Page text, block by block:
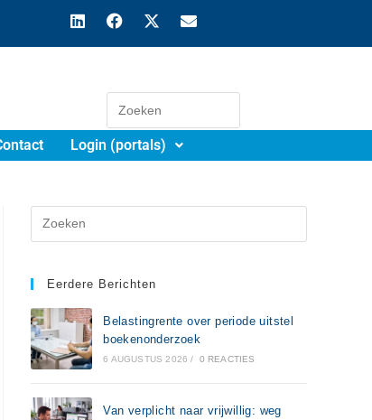
Login (portals)
Eerdere Berichten
Belastingrente over periode uitstel
boekenonderzoek
6 AUGUSTUS 2026 / 0 REACTIES
Van verplicht naar vrijwillig: weg